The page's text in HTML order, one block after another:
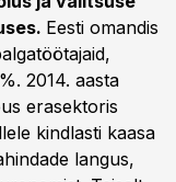
Eesti omandis
2014. aasta
erasektoris
kindlasti kaasa
langus,